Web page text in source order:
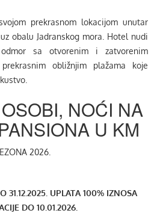
prekrasnom lokacijom unutar
obalu Jadranskog mora. Hotel nudi
sa otvorenim i zatvorenim
obližnjim plažama koje
NOĆI NA
U KM
2026.
31.12.2025. UPLATA 100% IZNOSA
DO 10.01.2026.